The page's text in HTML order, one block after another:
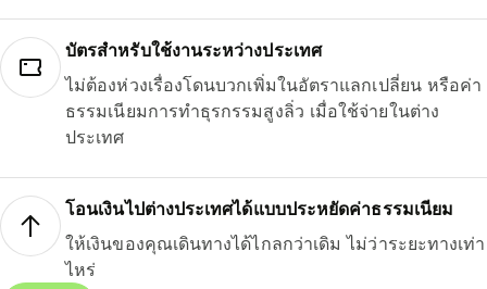
บัตรสำหรับใช้งานระหว่างประเทศ
ไม่ต้องห่วงเรื่องโดนบวกเพิ่มในอัตราแลกเปลี่ยน หรือค่า
ธรรมเนียมการทำธุรกรรมสูงลิ่ว เมื่อใช้จ่ายในต่าง
ประเทศ
โอนเงินไปต่างประเทศได้แบบประหยัดค่าธรรมเนียม
ให้เงินของคุณเดินทางได้ไกลกว่าเดิม ไม่ว่าระยะทางเท่า
ไหร่